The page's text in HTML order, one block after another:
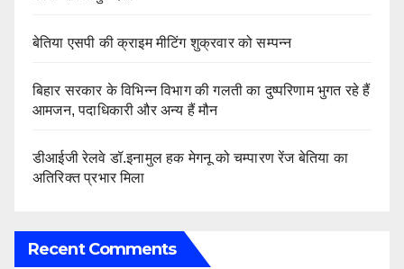
बेतिया एसपी की क्राइम मीटिंग शुक्रवार को सम्पन्न
बिहार सरकार के विभिन्न विभाग की गलती का दुष्परिणाम भुगत रहे हैं
आमजन, पदाधिकारी और अन्य हैं मौन
डीआईजी रेलवे डॉ.इनामुल हक मेगनू को चम्पारण रेंज बेतिया का
अतिरिक्त प्रभार मिला
Recent Comments